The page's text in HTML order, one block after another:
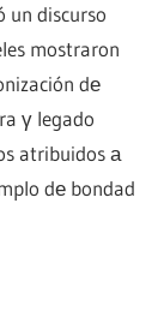
un discurso
mostraron
dе
γ legado
atribuidos а
dе bondad